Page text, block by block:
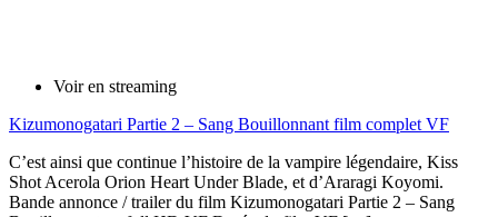
Voir en streaming
Kizumonogatari Partie 2 – Sang Bouillonnant film complet VF
C’est ainsi que continue l’histoire de la vampire légendaire, Kiss
Shot Acerola Orion Heart Under Blade, et d’Araragi Koyomi.
Bande annonce / trailer du film Kizumonogatari Partie 2 – Sang